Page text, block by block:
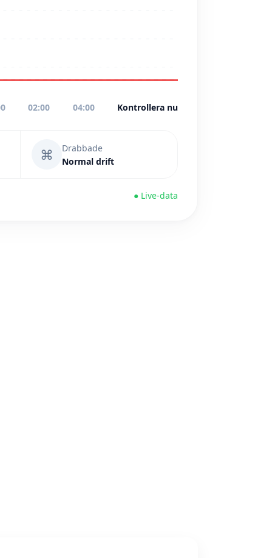
02:00 04:00 Kontrollera nu
⌘
Drabbade
Normal drift
● Live-data